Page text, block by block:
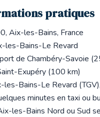
pratiques
Aix-les-Bains, France
les-Bains-Le Revard
de Chambéry-Savoie
Exupéry (100 km)
les-Bains-Le Revard
minutes en taxi ou
les-Bains Nord ou Sud